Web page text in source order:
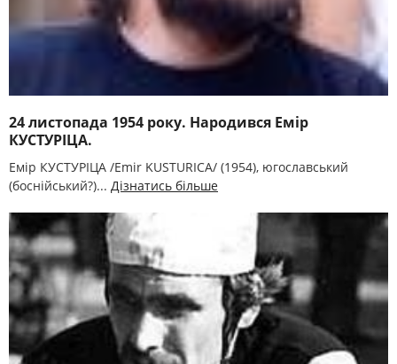
24 листопада 1954 року. Народився Емір
КУСТУРІЦА.
Емір КУСТУРІЦА /Emir KUSTURICA/ (1954), югославський
(боснійський?)... Дізнатись більше